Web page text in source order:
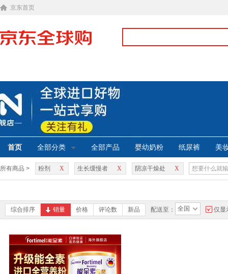
京东首页
首页 全部分类 全部产品 婴幼奶粉 纸尿裤 美
所有商品 > X
粉剂 X
生长缓慢者 X
阴凉干燥处
综合排序 销量 价格 评论数 新品 配送至： 全国 仅显